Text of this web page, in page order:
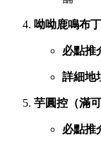
呦呦鹿鳴布
必點推
詳細地
芋圓控（滿
必點推